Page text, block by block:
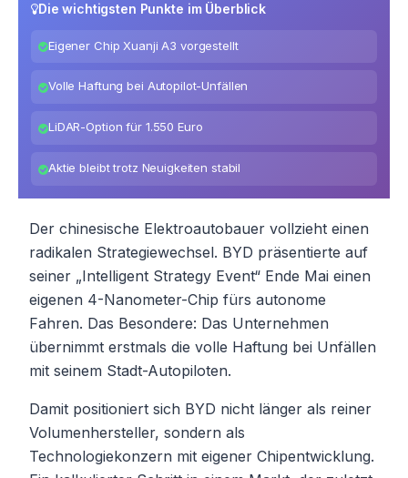
Die wichtigsten Punkte im Überblick
Eigener Chip Xuanji A3 vorgestellt
Volle Haftung bei Autopilot-Unfällen
LiDAR-Option für 1.550 Euro
Aktie bleibt trotz Neuigkeiten stabil
Der chinesische Elektroautobauer vollzieht einen
radikalen Strategiewechsel. BYD präsentierte auf
seiner „Intelligent Strategy Event“ Ende Mai einen
eigenen 4-Nanometer-Chip fürs autonome
Fahren. Das Besondere: Das Unternehmen
übernimmt erstmals die volle Haftung bei Unfällen
mit seinem Stadt-Autopiloten.
Damit positioniert sich BYD nicht länger als reiner
Volumenhersteller, sondern als
Technologiekonzern mit eigener Chipentwicklung.